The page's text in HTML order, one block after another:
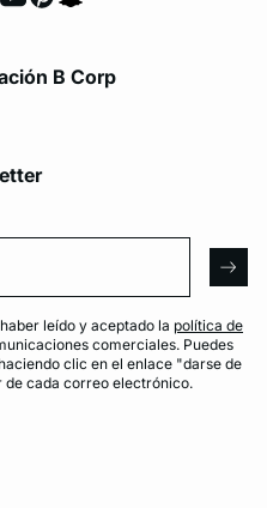
B Corp
leído y aceptado la política de
comerciales. Puedes
clic en el enlace "darse de
de cada correo electrónico.